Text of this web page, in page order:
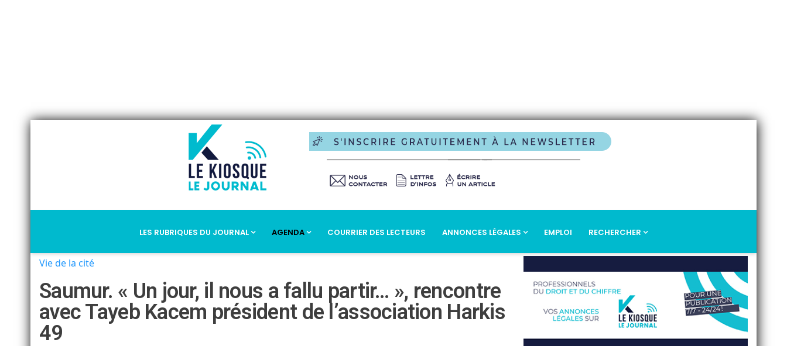
LES RUBRIQUES DU JOURNAL AGENDA COURRIER DES LECTEURS ANNONCES LÉGALES EMPLOI RECHERCHER
Vie de la cité
Saumur. « Un jour, il nous a fallu partir… », rencontre
avec Tayeb Kacem président de l’association Harkis
49